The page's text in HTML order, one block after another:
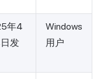
年4
发
Windows
用户